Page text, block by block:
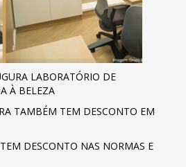
LABORATÓRIO DE
À BELEZA
TAMBÉM TEM DESCONTO EM
DESCONTO NAS NORMAS E